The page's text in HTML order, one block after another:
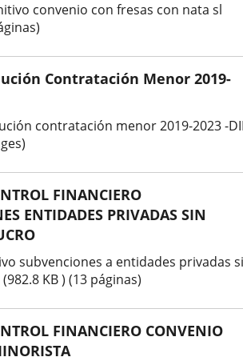
convenio con fresas con nata sl
Contratación Menor 2019-
contratación menor 2019-2023 -
FINANCIERO
ENTIDADES PRIVADAS SIN
subvenciones a entidades privadas
KB ) (13 páginas)
FINANCIERO CONVENIO